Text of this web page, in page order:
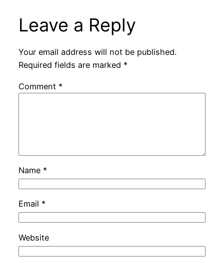
Leave a Reply
Your email address will not be published.
Required fields are marked *
Comment *
Name *
Email *
Website